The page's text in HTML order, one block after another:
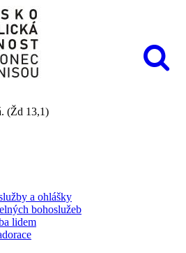
(Žd 13,1)
a ohlášky
bohoslužeb
lidem